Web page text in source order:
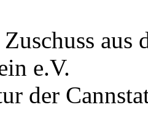
aus
e.V.
der